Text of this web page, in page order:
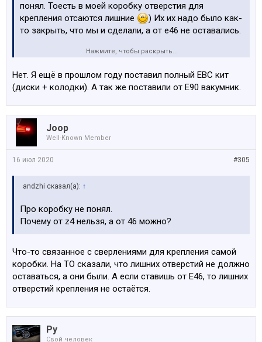
понял. Тоесть в моей коробку отверстия для
крепления отсаются лишние
) Их их надо было как-
то закрыть, что мы и сделали, а от е46 не оставались.
Тест тормозов прошел со стандартными тормозами?
Нажмите, чтобы раскрыть...
Нет. Я ещё в прошлом году поставил полный EBC кит
(диски + колодки). А так же поставили от Е90 вакумник.
Joop
Well-Known Member
#305
16 июл 2020
аndzhi сказал(а): ↑
Про коробку не понял.
Почему от z4 нельзя, а от 46 можно?
Что-то связанное с сверлениями для крепления самой
коробки. На ТО сказали, что лишних отверстий не должно
оставаться, а они были. А если ставишь от Е46, то лишних
отверстий крепления не остаётся.
Ру
Свой человек